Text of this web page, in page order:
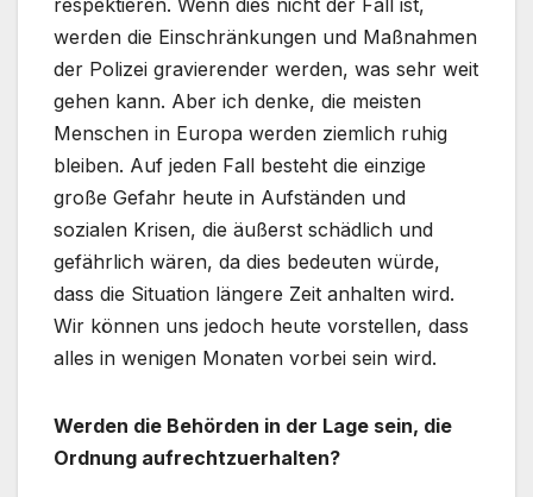
respektieren. Wenn dies nicht der Fall ist,
werden die Einschränkungen und Maßnahmen
der Polizei gravierender werden, was sehr weit
gehen kann. Aber ich denke, die meisten
Menschen in Europa werden ziemlich ruhig
bleiben. Auf jeden Fall besteht die einzige
große Gefahr heute in Aufständen und
sozialen Krisen, die äußerst schädlich und
gefährlich wären, da dies bedeuten würde,
dass die Situation längere Zeit anhalten wird.
Wir können uns jedoch heute vorstellen, dass
alles in wenigen Monaten vorbei sein wird.
Werden die Behörden in der Lage sein, die
Ordnung aufrechtzuerhalten?